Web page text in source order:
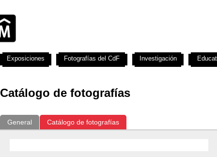
Catálogo de fotografías
General Catálogo de fotografías
Exposiciones Fotografías del CdF Investigación